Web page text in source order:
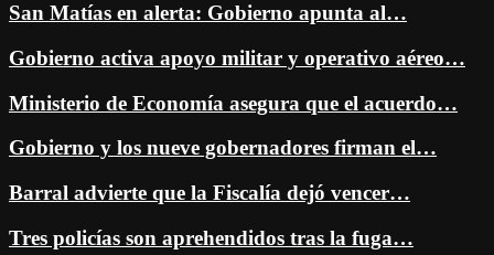
San Matías en alerta: Gobierno apunta al…
Gobierno activa apoyo militar y operativo aéreo…
Ministerio de Economía asegura que el acuerdo…
Gobierno y los nueve gobernadores firman el…
Barral advierte que la Fiscalía dejó vencer…
Tres policías son aprehendidos tras la fuga…